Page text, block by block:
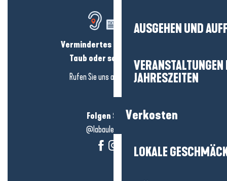
AUSGEHEN UND
JAHRESZEITEN
Verkosten
LOKALE
Vermindertes Hörvermögen?
Taub oder schwerhörig?
Rufen Sie uns an in
hier klicken
Folgen Sie uns!
@labauleguérande